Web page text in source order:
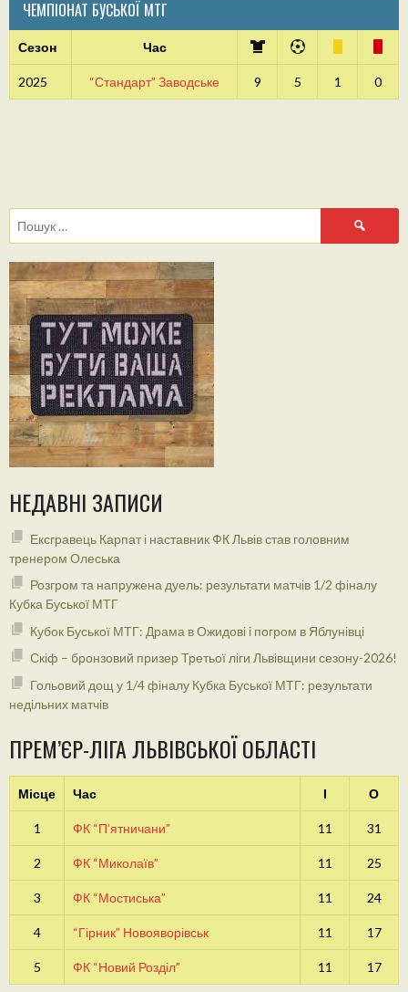
ЧЕМПІОНАТ БУСЬКОЇ МТГ
Сезон Час
2025 “Стандарт” Заводське 9 5 1 0
Пошук:
НЕДАВНІ ЗАПИСИ
Ексгравець Карпат і наставник ФК Львів став головним
тренером Олеська
Розгром та напружена дуель: результати матчів 1/2 фіналу
Кубка Буської МТГ
Кубок Буської МТГ: Драма в Ожидові і погром в Яблунівці
Скіф – бронзовий призер Третьої ліги Львівщини сезону-2026!
Гольовий дощ у 1/4 фіналу Кубка Буської МТГ: результати
недільних матчів
ПРЕМ’ЄР-ЛІГА ЛЬВІВСЬКОЇ ОБЛАСТІ
Місце Час І О
1 ФК “П’ятничани” 11 31
2 ФК “Миколаїв” 11 25
3 ФК “Мостиська” 11 24
4 “Гірник” Новояворівськ 11 17
5 ФК “Новий Розділ” 11 17